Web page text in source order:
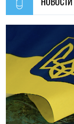
Украинцев за
созданию Сети
Алена Ткалич